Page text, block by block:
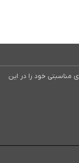
مناسبتی خود را در این